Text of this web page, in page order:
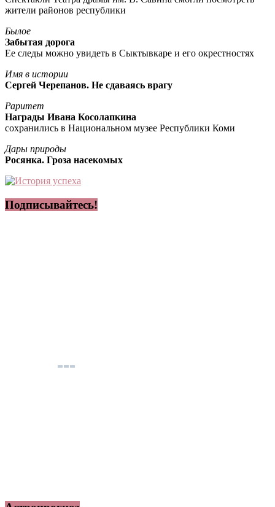
жители районов республики
Былое
Забытая дорога
Ее следы можно увидеть в Сыктывкаре и его окрестностях
Имя в истории
Сергей Черепанов. Не сдаваясь врагу
Раритет
Награды Ивана Косолапкина
сохранились в Национальном музее Республики Коми
Дары природы
Росянка. Гроза насекомых
Подписывайтесь!